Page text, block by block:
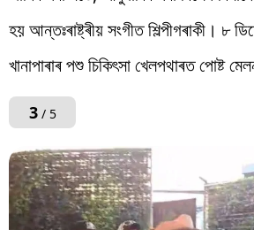
হয় আন্তঃৰাষ্ট্ৰীয় সংগীত শিল্পীগৰাকী। ৮
খানাপাৰাৰ পশু চিকিৎসা খেলপথাৰত পোষ্ট
3/ 5